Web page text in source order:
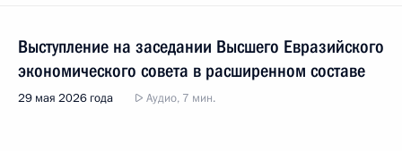
Выступление на заседании Высшего Евразийского
экономического совета в расширенном составе
29 мая 2026 года Аудио, 7 мин.